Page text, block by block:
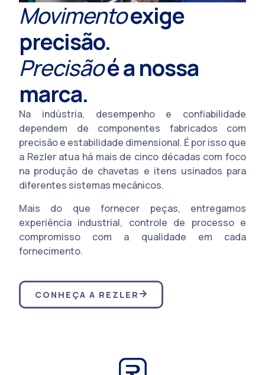
Movimentoexige
precisão.
Precisãoé a nossa
marca.
Na indústria, desempenho e confiabilidade
dependem de componentes fabricados com
precisão e estabilidade dimensional. É por isso que
a Rezler atua há mais de cinco décadas com foco
na produção de chavetas e itens usinados para
diferentes sistemas mecânicos.
Mais do que fornecer peças, entregamos
experiência industrial, controle de processo e
compromisso com a qualidade em cada
fornecimento.
CONHEÇA A REZLER